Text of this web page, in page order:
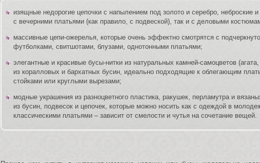
изящные недорогие цепочки с напылением под золото и серебро, неброские
с вечерними платьями (как правило, с подвеской), так и с деловыми
массивные цепи-ожерелья, которые очень эффектно смотрятся с
футболками, свитшотами, блузами, однотонными платьями;
элегантные и красивые бусы-нитки из натуральных камней-самоцветов
из коралловых и бархатных бусин, идеально подходящие к облегающим
стойками или круглыми вырезами;
модные украшения из разноцветного пластика, ракушек, перламутра и
из бусин, подвесок и цепочек, которые можно носить как с одеждой в
классическими платьями – зависит от смелости и чутья на сочетание вещей.